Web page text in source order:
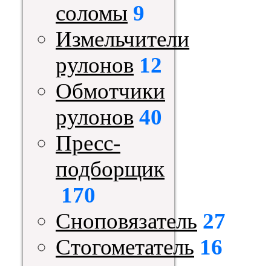
соломы 9
Измельчители
рулонов 12
Обмотчики
рулонов 40
Пресс-
подборщик
170
Сноповязатель 27
Стогометатель 16